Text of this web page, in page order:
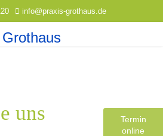
info@praxis-grothaus.de
Termin
online
uns